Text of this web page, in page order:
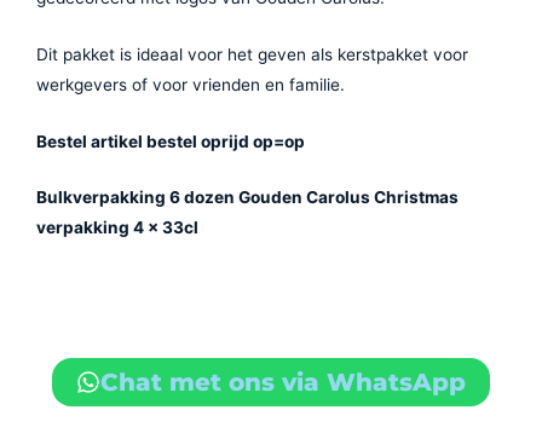
Dit pakket is ideaal voor het geven als kerstpakket voor
werkgevers of voor vrienden en familie.
Bestel artikel bestel oprijd op=op
Bulkverpakking 6 dozen Gouden Carolus Christmas
verpakking 4 x 33cl
Chat met ons via WhatsApp